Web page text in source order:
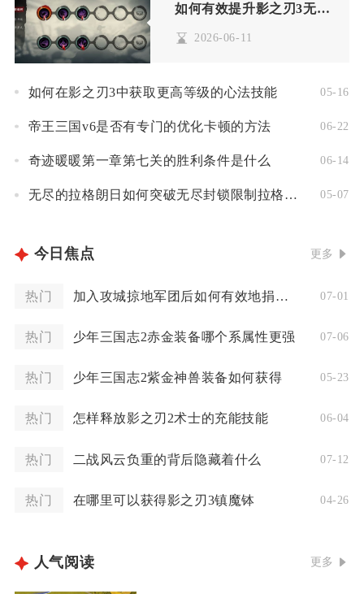
如何有效提升影之刃3无锋40级技能链
2026-06-11
如何在影之刃3中获取更高等级的心法技能 05-16
帝王三国v6是否有专门的优化卡顿的方法 06-22
奇迹暖暖第一章第七关的胜利条件是什么 06-14
无尽的拉格朗日如何突破无尽封锁限制拉格朗日 05-07
今日焦点 更多
热门 加入攻城掠地军团后如何有效地捐赠影子 07-01
热门 少年三国志2赤金装备哪个系属性更强 07-06
热门 少年三国志2紫金神兽装备如何获得 05-23
热门 怎样释放影之刃2术士的充能技能 06-04
热门 二战风云负重的背后隐藏着什么 07-12
热门 在哪里可以获得影之刃3镇魔钵 04-26
人气阅读 更多